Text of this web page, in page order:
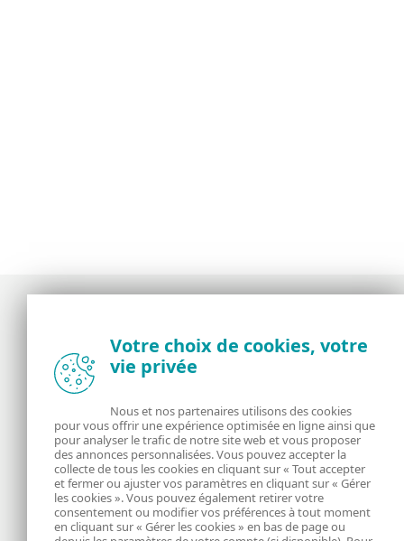
Actualités, opinions et astuces de la
communauté de sécurité d’ESET
ESET
RSS Feed Gérer les cookies
Informations juridiques Nous rejoindre
Politique de
Votre choix de cookies, votre
vie privée
Nous et nos partenaires utilisons des cookies
pour vous offrir une expérience optimisée en ligne ainsi que
pour analyser le trafic de notre site web et vous proposer
des annonces personnalisées. Vous pouvez accepter la
collecte de tous les cookies en cliquant sur « Tout accepter
et fermer ou ajuster vos paramètres en cliquant sur « Gérer
les cookies ». Vous pouvez également retirer votre
consentement ou modifier vos préférences à tout moment
en cliquant sur « Gérer les cookies » en bas de page ou